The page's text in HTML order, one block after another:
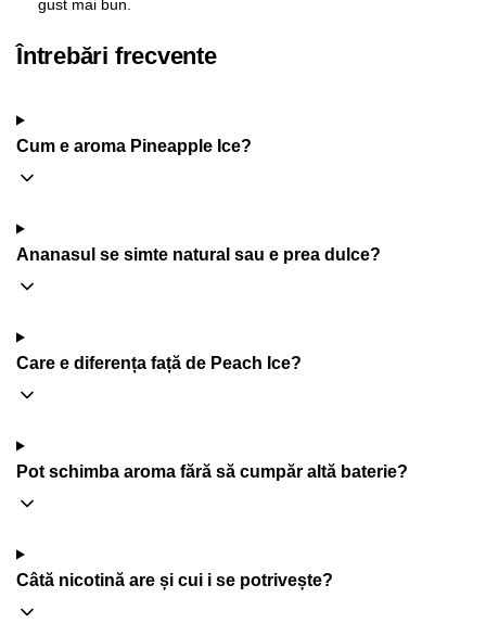
gust mai bun.
Întrebări frecvente
Cum e aroma Pineapple Ice?
Ananasul se simte natural sau e prea dulce?
Care e diferența față de Peach Ice?
Pot schimba aroma fără să cumpăr altă baterie?
Câtă nicotină are și cui i se potrivește?